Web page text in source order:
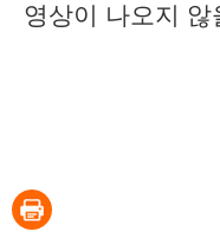
영상이 나오지 않